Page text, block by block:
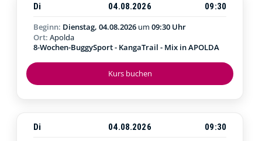
Kurs buchen
Di 04.08.2026
09:30
Beginn: Dienstag, 04.08.2026 um 09:30 Uhr
Ort: Apolda
8-Wochen-BuggySport - KangaTrail - Mix in APOLDA
Di 04.08.2026
09:30